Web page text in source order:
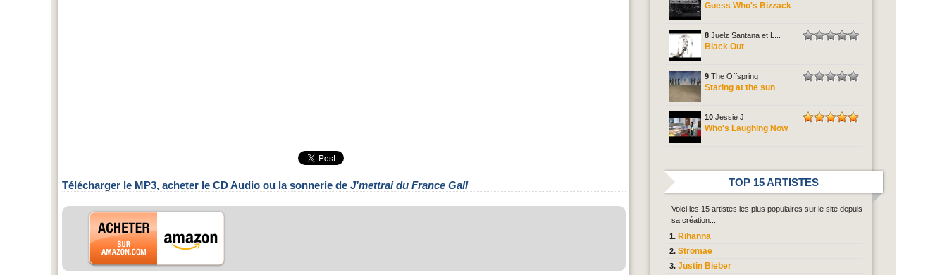
Télécharger le MP3, acheter le CD Audio ou la sonnerie de J'mettrai du France Gall
Guess Who's Bizzack
8 Juelz Santana et L...
Black Out
9 The Offspring
Staring at the sun
10 Jessie J
Who's Laughing Now
TOP 15 ARTISTES
Voici les 15 artistes les plus populaires sur le site depuis
sa création...
Rihanna
Stromae
Justin Bieber